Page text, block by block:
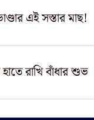
এই সস্তার মাছ!
রাখি বাঁধার শুভ